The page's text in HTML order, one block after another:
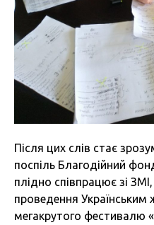
Після цих слів стає
поспіль Благодійний
плідно співпрацює зі
проведення
мегакрутого фестивалю